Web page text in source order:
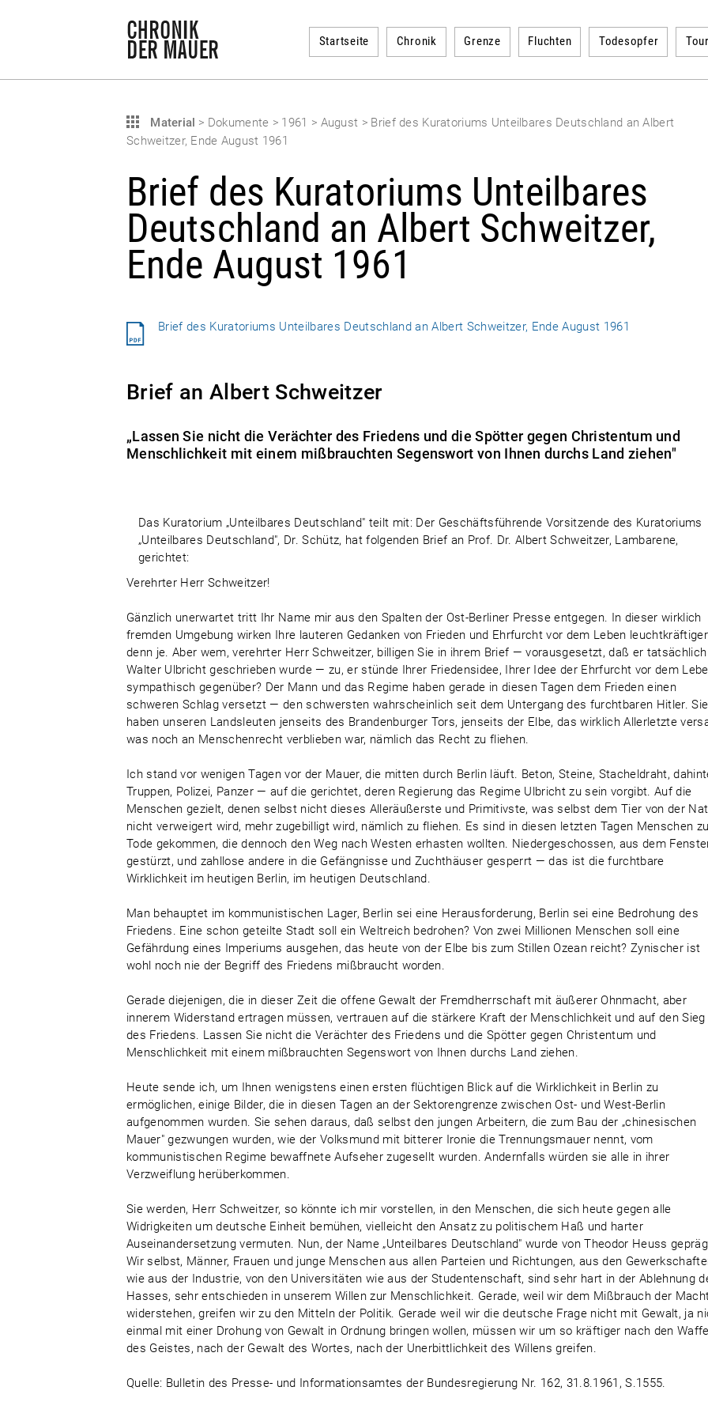
Startseite Chronik Grenze Fluchten Todesopfer Tour
Material > Dokumente > 1961 > August > Brief des Kuratoriums Unteilbares Deutschland an Albert
Schweitzer, Ende August 1961
Brief des Kuratoriums Unteilbares
Deutschland an Albert Schweitzer,
Ende August 1961
Brief des Kuratoriums Unteilbares Deutschland an Albert Schweitzer, Ende August 1961
Brief an Albert Schweitzer
„Lassen Sie nicht die Verächter des Friedens und die Spötter gegen Christentum und
Menschlichkeit mit einem mißbrauchten Segenswort von Ihnen durchs Land ziehen"
Das Kuratorium „Unteilbares Deutschland" teilt mit: Der Geschäftsführende Vorsitzende des Kuratoriums
„Unteilbares Deutschland", Dr. Schütz, hat folgenden Brief an Prof. Dr. Albert Schweitzer, Lambarene,
gerichtet:
Verehrter Herr Schweitzer!
Gänzlich unerwartet tritt Ihr Name mir aus den Spalten der Ost-Berliner Presse entgegen. In dieser wirklich
fremden Umgebung wirken Ihre lauteren Gedanken von Frieden und Ehrfurcht vor dem Leben leuchtkräftiger
denn je. Aber wem, verehrter Herr Schweitzer, billigen Sie in ihrem Brief — vorausgesetzt, daß er
Walter Ulbricht geschrieben wurde — zu, er stünde Ihrer Friedensidee, Ihrer Idee der Ehrfurcht vor dem
sympathisch gegenüber? Der Mann und das Regime haben gerade in diesen Tagen dem Frieden einen
schweren Schlag versetzt — den schwersten wahrscheinlich seit dem Untergang des furchtbaren Hitler. Sie
haben unseren Landsleuten jenseits des Brandenburger Tors, jenseits der Elbe, das wirklich Allerletzte
was noch an Menschenrecht verblieben war, nämlich das Recht zu fliehen.
Ich stand vor wenigen Tagen vor der Mauer, die mitten durch Berlin läuft. Beton, Steine, Stacheldraht,
Truppen, Polizei, Panzer — auf die gerichtet, deren Regierung das Regime Ulbricht zu sein vorgibt. Auf die
Menschen gezielt, denen selbst nicht dieses Alleräußerste und Primitivste, was selbst dem Tier von der
nicht verweigert wird, mehr zugebilligt wird, nämlich zu fliehen. Es sind in diesen letzten Tagen Menschen zu
Tode gekommen, die dennoch den Weg nach Westen erhasten wollten. Niedergeschossen, aus dem
gestürzt, und zahllose andere in die Gefängnisse und Zuchthäuser gesperrt — das ist die furchtbare
Wirklichkeit im heutigen Berlin, im heutigen Deutschland.
Man behauptet im kommunistischen Lager, Berlin sei eine Herausforderung, Berlin sei eine Bedrohung des
Friedens. Eine schon geteilte Stadt soll ein Weltreich bedrohen? Von zwei Millionen Menschen soll eine
Gefährdung eines Imperiums ausgehen, das heute von der Elbe bis zum Stillen Ozean reicht? Zynischer ist
wohl noch nie der Begriff des Friedens mißbraucht worden.
Gerade diejenigen, die in dieser Zeit die offene Gewalt der Fremdherrschaft mit äußerer Ohnmacht, aber
innerem Widerstand ertragen müssen, vertrauen auf die stärkere Kraft der Menschlichkeit und auf den Sieg
des Friedens. Lassen Sie nicht die Verächter des Friedens und die Spötter gegen Christentum und
Menschlichkeit mit einem mißbrauchten Segenswort von Ihnen durchs Land ziehen.
Heute sende ich, um Ihnen wenigstens einen ersten flüchtigen Blick auf die Wirklichkeit in Berlin zu
ermöglichen, einige Bilder, die in diesen Tagen an der Sektorengrenze zwischen Ost- und West-Berlin
aufgenommen wurden. Sie sehen daraus, daß selbst den jungen Arbeitern, die zum Bau der „chinesischen
Mauer" gezwungen wurden, wie der Volksmund mit bitterer Ironie die Trennungsmauer nennt, vom
kommunistischen Regime bewaffnete Aufseher zugesellt wurden. Andernfalls würden sie alle in ihrer
Verzweiflung herüberkommen.
Sie werden, Herr Schweitzer, so könnte ich mir vorstellen, in den Menschen, die sich heute gegen alle
Widrigkeiten um deutsche Einheit bemühen, vielleicht den Ansatz zu politischem Haß und harter
Auseinandersetzung vermuten. Nun, der Name „Unteilbares Deutschland" wurde von Theodor Heuss
Wir selbst, Männer, Frauen und junge Menschen aus allen Parteien und Richtungen, aus den
wie aus der Industrie, von den Universitäten wie aus der Studentenschaft, sind sehr hart in der Ablehnung
Hasses, sehr entschieden in unserem Willen zur Menschlichkeit. Gerade, weil wir dem Mißbrauch der
widerstehen, greifen wir zu den Mitteln der Politik. Gerade weil wir die deutsche Frage nicht mit Gewalt, ja
einmal mit einer Drohung von Gewalt in Ordnung bringen wollen, müssen wir um so kräftiger nach den
des Geistes, nach der Gewalt des Wortes, nach der Unerbittlichkeit des Willens greifen.
Quelle: Bulletin des Presse- und Informationsamtes der Bundesregierung Nr. 162, 31.8.1961, S.1555.